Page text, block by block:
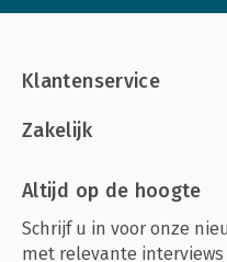
Klantenservice
Zakelijk
Altijd op de hoogte
Schrijf u in voor onze
met relevante